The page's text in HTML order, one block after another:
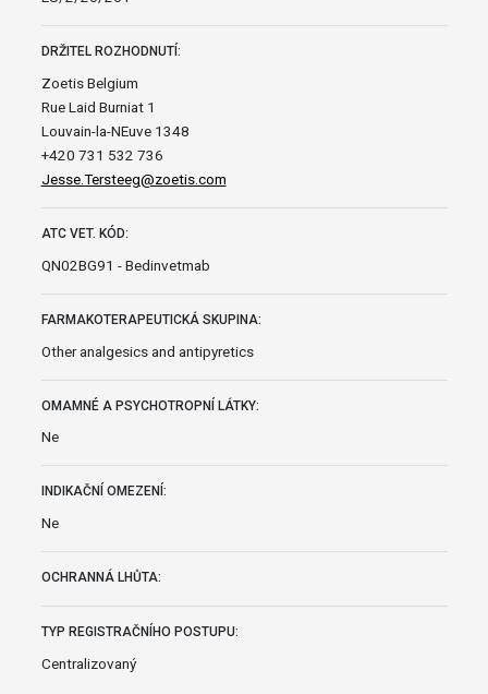
DRŽITEL ROZHODNUTÍ:
Zoetis Belgium
Rue Laid Burniat 1
Louvain-la-NEuve 1348
+420 731 532 736
Jesse.Tersteeg@zoetis.com
ATC VET. KÓD:
QN02BG91 - Bedinvetmab
FARMAKOTERAPEUTICKÁ SKUPINA:
Other analgesics and antipyretics
OMAMNÉ A PSYCHOTROPNÍ LÁTKY:
Ne
INDIKAČNÍ OMEZENÍ:
Ne
OCHRANNÁ LHŮTA:
TYP REGISTRAČNÍHO POSTUPU:
Centralizovaný